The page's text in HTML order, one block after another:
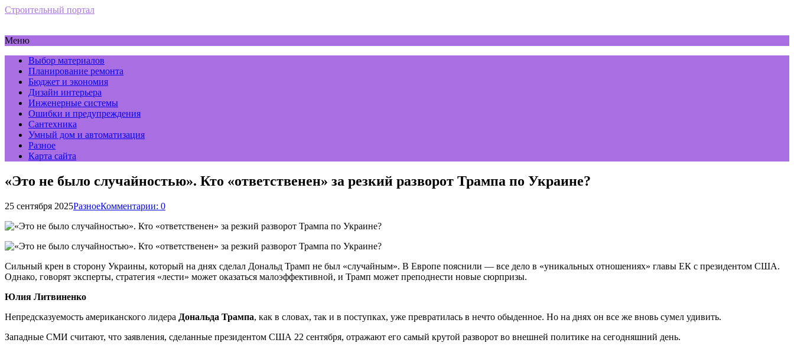
Строительный портал
Меню
Выбор материалов
Планирование ремонта
Бюджет и экономия
Дизайн интерьера
Инженерные системы
Ошибки и предупреждения
Сантехника
Умный дом и автоматизация
Разное
Карта сайта
«Это не было случайностью». Кто «ответственен» за резкий разворот Трампа по Украине?
25 сентября 2025РазноеКомментарии: 0
Сильный крен в сторону Украины, который на днях сделал Дональд Трамп не был «случайным». В Европе пояснили — все дело в «уникальных отношениях» главы ЕК с президентом США.
Однако, говорят эксперты, стратегия «лести» может оказаться малоэффективной, и Трамп может преподнести новые сюрпризы.
Юлия Литвиненко
Непредсказуемость американского лидера Дональда Трампа, как в словах, так и в поступках, уже превратилась в нечто обыденное. Но на днях он все же вновь сумел удивить.
Западные СМИ считают, что заявления, сделанные президентом США 22 сентября, отражают его самый крутой разворот во внешней политике на сегодняшний день.